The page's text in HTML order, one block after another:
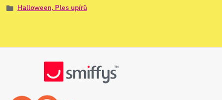
Halloween, Ples upírů